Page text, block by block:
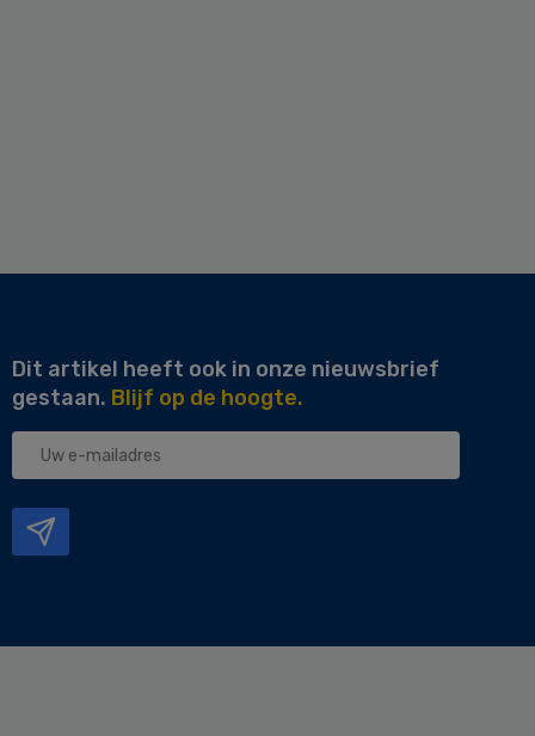
Dit artikel heeft ook in onze nieuwsbrief
gestaan. Blijf op de hoogte.
Uw